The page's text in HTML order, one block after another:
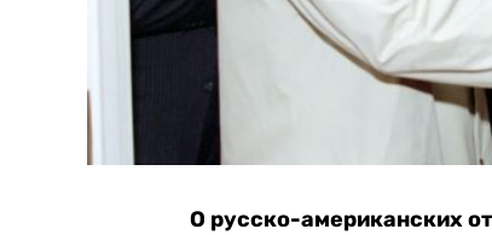
О русско-американских